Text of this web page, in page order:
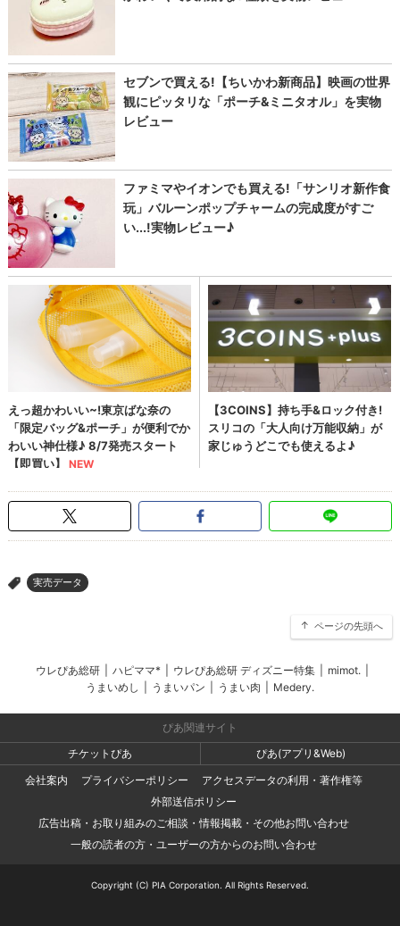
> 実売データ
ページの先頭へ
ウレぴあ総研 ハピママ* ウレぴあ総研 ディズニー特集 mimot.
うまいめし
うまいパン うまい肉 Medery.
ぴあ関連サイト
チケットぴあ
ぴあ(アプリ&Web)
会社案内
プライバシーポリシー
アクセスデータの利用・著作権等
外部送信ポリシー
広告出稿・お取り組みのご相談・情報掲載・その他お問い合わせ
一般の読者の方・ユーザーの方からのお問い合わせ
Copyright (C) PIA Corporation. All Rights Reserved.